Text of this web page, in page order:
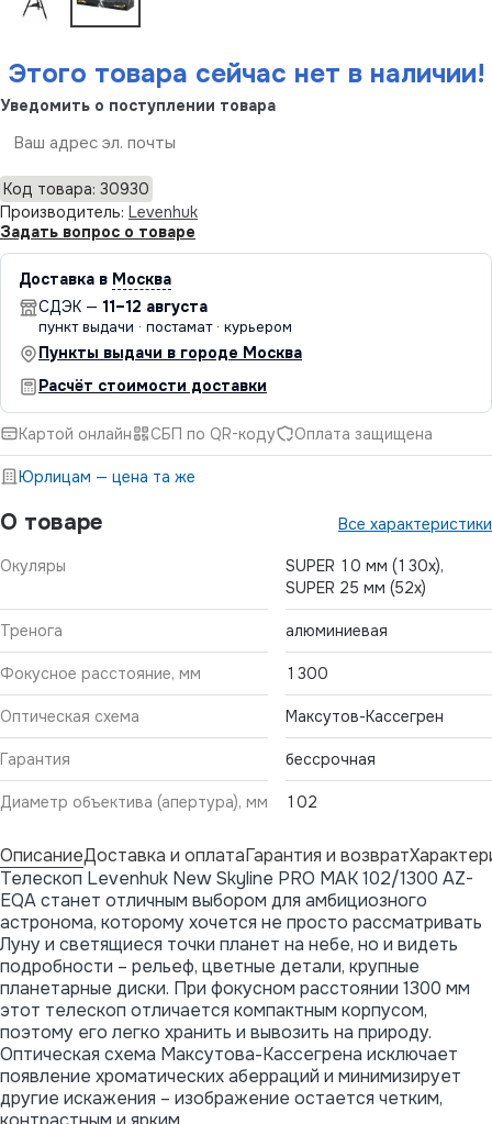
О товаре Все характеристики
Окуляры
SUPER 10 мм (130x),
SUPER 25 мм (52x)
Тренога алюминиевая
Фокусное расстояние, мм 1300
Оптическая схема Максутов-Кассегрен
Гарантия бессрочная
Диаметр объектива (апертура), мм 102
Этого товара сейчас нет в наличии!
Уведомить о поступлении товара
Код товара: 30930
Производитель: Levenhuk
Задать вопрос о товаре
Доставка в Москва
СДЭК — 11–12 августа
пункт выдачи · постамат · курьером
Пункты выдачи в городе Москва
Расчёт стоимости доставки
Картой онлайн СБП по QR-коду Оплата защищена
Юрлицам — цена та же
ОписаниеДоставка и оплатаГарантия и возврат
Телескоп Levenhuk New Skyline PRO MAK 102/1300 AZ-
EQA станет отличным выбором для амбициозного
астронома, которому хочется не просто рассматривать
Луну и светящиеся точки планет на небе, но и видеть
подробности – рельеф, цветные детали, крупные
планетарные диски. При фокусном расстоянии 1300 мм
этот телескоп отличается компактным корпусом,
поэтому его легко хранить и вывозить на природу.
Оптическая схема Максутова-Кассегрена исключает
появление хроматических аберраций и минимизирует
другие искажения – изображение остается четким,